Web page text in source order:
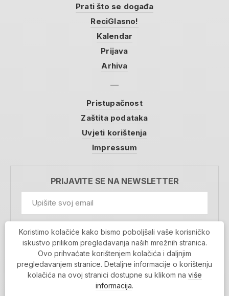
Prati što se događa
ReciGlasno!
Kalendar
Prijava
Arhiva
Pristupačnost
Zaštita podataka
Uvjeti korištenja
Impressum
PRIJAVITE SE NA NEWSLETTER
Prihvaćam da se moji podaci spremaju u bazu
podataka i koriste u svrhu slanja MojaRijeka
newslettera
MOJARIJEKA NEWSLETTER
PRIJAVI SE
Koristimo kolačiće kako bismo poboljšali vaše korisničko
iskustvo prilikom pregledavanja naših mrežnih stranica.
Ovo prihvaćate korištenjem kolačića i daljnjim
pregledavanjem stranice. Detaljne informacije o korištenju
kolačića na ovoj stranici dostupne su klikom na više
informacija.